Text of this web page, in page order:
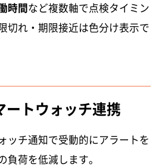
時間など複数軸で点検タイミン
切れ・期限接近は色分け表示で
ートウォッチ連携
ッチ通知で受動的にアラートを
負荷を低減します。